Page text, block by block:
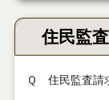
住民監査
Ｑ 住民監査請